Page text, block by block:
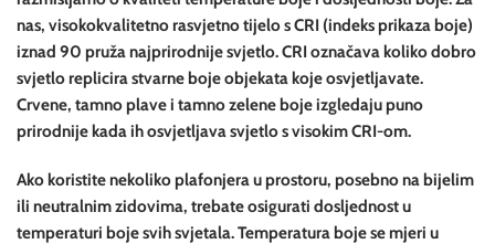
nas, visokokvalitetno rasvjetno tijelo s CRI (indeks prikaza boje)
iznad 90 pruža najprirodnije svjetlo. CRI označava koliko dobro
svjetlo replicira stvarne boje objekata koje osvjetljavate.
Crvene, tamno plave i tamno zelene boje izgledaju puno
prirodnije kada ih osvjetljava svjetlo s visokim CRI-om.
Ako koristite nekoliko plafonjera u prostoru, posebno na bijelim
ili neutralnim zidovima, trebate osigurati dosljednost u
temperaturi boje svih svjetala. Temperatura boje se mjeri u